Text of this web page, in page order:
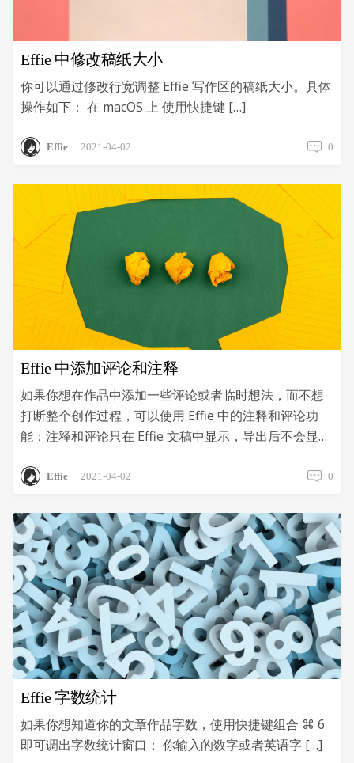
Effie 中修改稿纸大小
你可以通过修改行宽调整 Effie 写作区的稿纸大小。具体
操作如下： 在 macOS 上 使用快捷键 […]
Effie 2021-04-02 0
Effie 中添加评论和注释
如果你想在作品中添加一些评论或者临时想法，而不想
打断整个创作过程，可以使用 Effie 中的注释和评论功
能：注释和评论只在 Effie 文稿中显示，导出后不会显
Effie 2021-04-02 0
Effie 字数统计
如果你想知道你的文章作品字数，使用快捷键组合 ⌘ 6
即可调出字数统计窗口： 你输入的数字或者英语字 […]